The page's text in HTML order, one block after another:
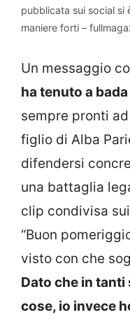
pubblicata sui social si
maniere forti –
Un messaggio
ha tenuto a
sempre pronti
figlio di Alba
difendersi
una battaglia
clip condivisa
“Buon
visto con che
Dato che in
cose, io invece